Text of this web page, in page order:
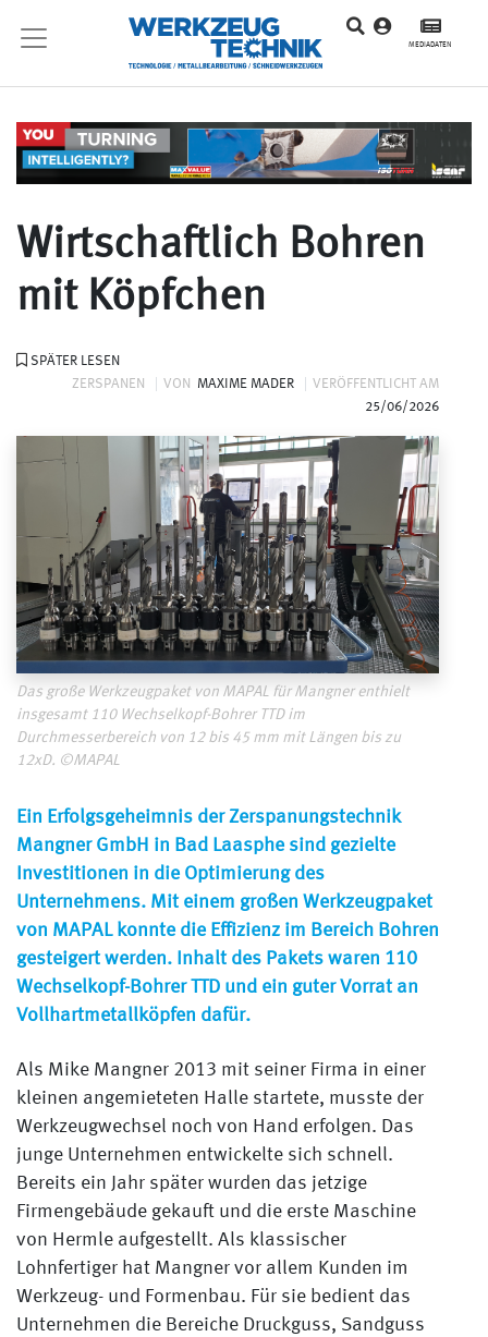
MEDIADATEN
Wirtschaftlich Bohren
mit Köpfchen
SPÄTER LESEN
ZERSPANEN
VON MAXIME MADER
VERÖFFENTLICHT AM
25/06/2026
Das große Werkzeugpaket von MAPAL für Mangner enthielt
insgesamt 110 Wechselkopf-Bohrer TTD im
Durchmesserbereich von 12 bis 45 mm mit Längen bis zu
12xD. ©MAPAL
Ein Erfolgsgeheimnis der Zerspanungstechnik
Mangner GmbH in Bad Laasphe sind gezielte
Investitionen in die Optimierung des
Unternehmens. Mit einem großen Werkzeugpaket
von MAPAL konnte die Effizienz im Bereich Bohren
gesteigert werden. Inhalt des Pakets waren 110
Wechselkopf-Bohrer TTD und ein guter Vorrat an
Vollhartmetallköpfen dafür.
Als Mike Mangner 2013 mit seiner Firma in einer
kleinen angemieteten Halle startete, musste der
Werkzeugwechsel noch von Hand erfolgen. Das
junge Unternehmen entwickelte sich schnell.
Bereits ein Jahr später wurden das jetzige
Firmengebäude gekauft und die erste Maschine
von Hermle aufgestellt. Als klassischer
Lohnfertiger hat Mangner vor allem Kunden im
Werkzeug- und Formenbau. Für sie bedient das
Unternehmen die Bereiche Druckguss, Sandguss